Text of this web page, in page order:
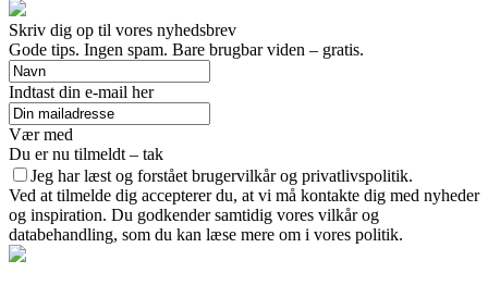
Skriv dig op til vores nyhedsbrev
Gode tips. Ingen spam. Bare brugbar viden – gratis.
Indtast din e-mail her
Vær med
Du er nu tilmeldt – tak
Jeg har læst og forstået brugervilkår og privatlivspolitik.
Ved at tilmelde dig accepterer du, at vi må kontakte dig med nyheder
og inspiration. Du godkender samtidig vores vilkår og
databehandling, som du kan læse mere om i vores politik.